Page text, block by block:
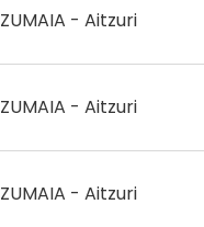
ZUMAIA - Aitzuri
ZUMAIA - Aitzuri
ZUMAIA - Aitzuri